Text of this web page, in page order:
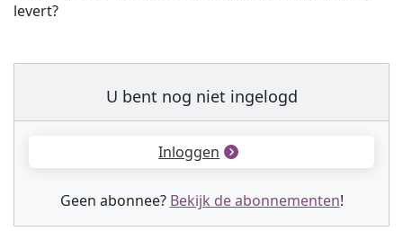
levert?
U bent nog niet ingelogd
Inloggen
Geen abonnee? Bekijk de abonnementen!